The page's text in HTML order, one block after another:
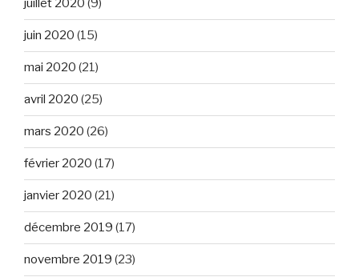
juillet 2020 (9)
juin 2020 (15)
mai 2020 (21)
avril 2020 (25)
mars 2020 (26)
février 2020 (17)
janvier 2020 (21)
décembre 2019 (17)
novembre 2019 (23)